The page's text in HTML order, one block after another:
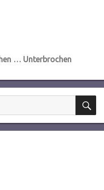
… Unterbrochen